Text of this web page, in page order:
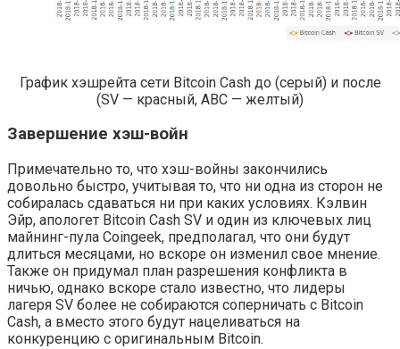
График хэшрейта сети Bitcoin Cash до (серый) и после
(SV — красный, ABC — желтый)
Завершение хэш-войн
Примечательно то, что хэш-войны закончились
довольно быстро, учитывая то, что ни одна из сторон не
собиралась сдаваться ни при каких условиях. Кэлвин
Эйр, апологет Bitcoin Cash SV и один из ключевых лиц
майнинг-пула Coingeek, предполагал, что они будут
длиться месяцами, но вскоре он изменил свое мнение.
Также он придумал план разрешения конфликта в
ничью, однако вскоре стало известно, что лидеры
лагеря SV более не собираются соперничать с Bitcoin
Cash, а вместо этого будут нацеливаться на
конкуренцию с оригинальным Bitcoin.